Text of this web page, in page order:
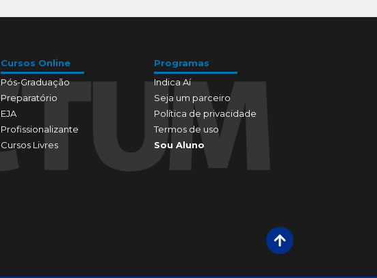
Cursos Online
Pós-Graduação
Preparatório
EJA
Profissionalizante
Cursos Livres
Programas
Indica Aí
Seja um parceiro
Política de privacidade
Termos de uso
Sou Aluno